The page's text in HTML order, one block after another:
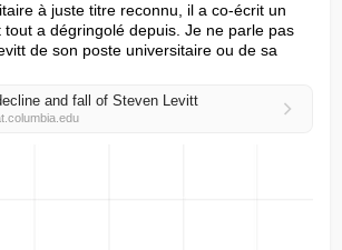
à juste titre reconnu, il a co-écrit un
a dégringolé depuis. Je ne parle pas
de son poste universitaire ou de sa
and fall of Steven Levitt